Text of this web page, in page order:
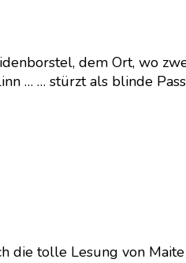
dem Ort, wo
… … stürzt als blinde
die tolle Lesung von